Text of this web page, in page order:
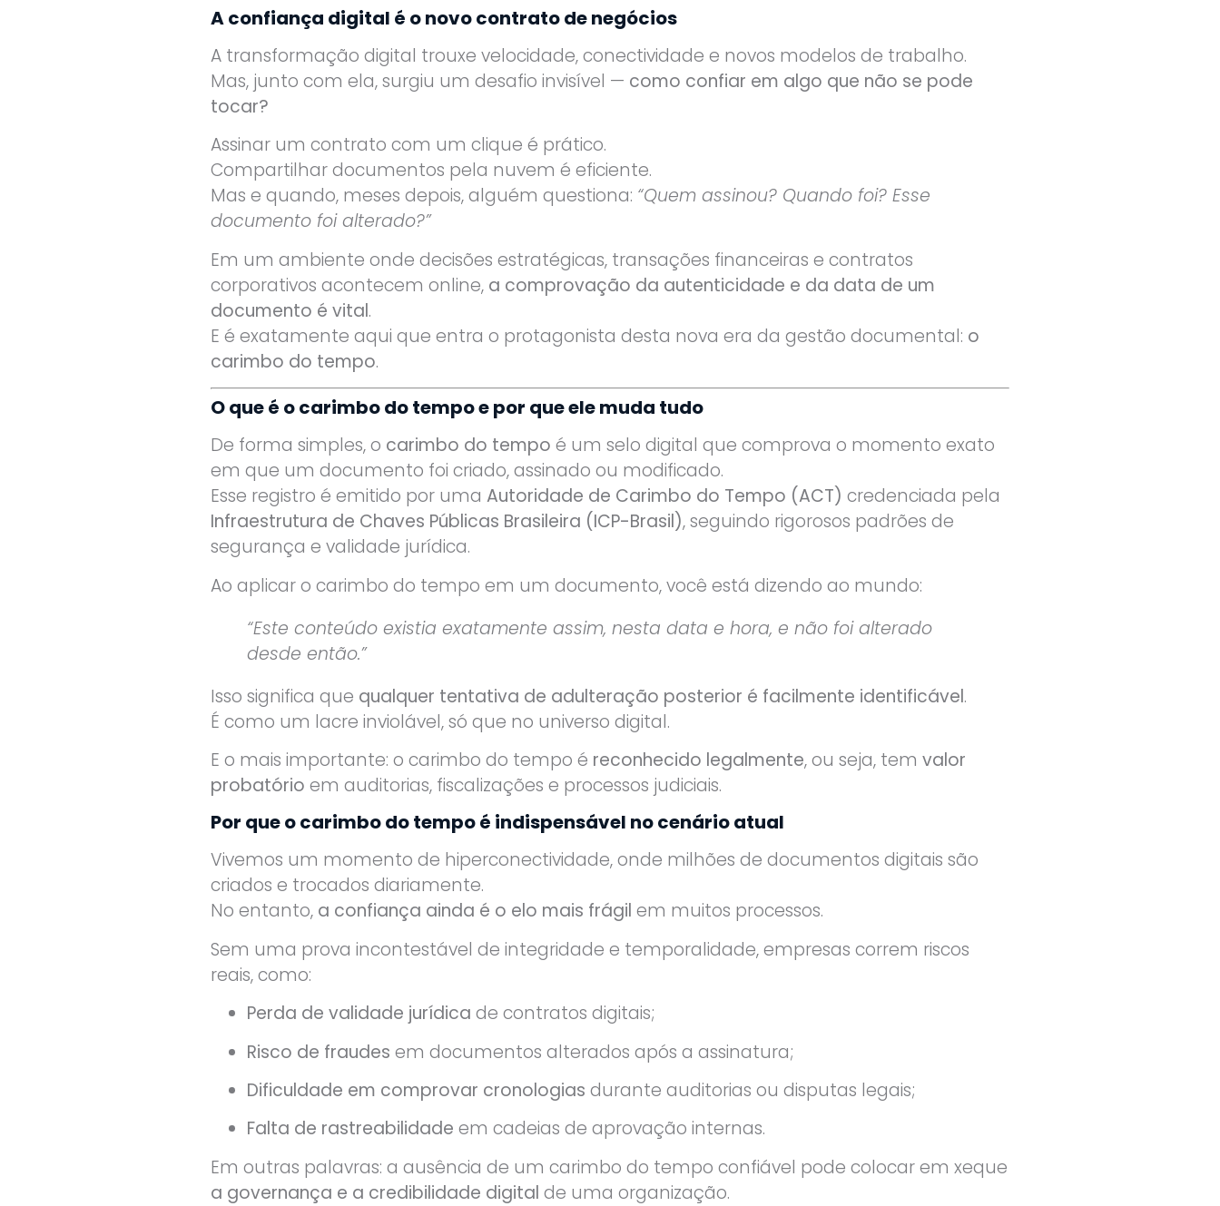
A confiança digital é o novo contrato de negócios
A transformação digital trouxe velocidade, conectividade e novos modelos de trabalho.
Mas, junto com ela, surgiu um desafio invisível — como confiar em algo que não se pode
tocar?
Assinar um contrato com um clique é prático.
Compartilhar documentos pela nuvem é eficiente.
Mas e quando, meses depois, alguém questiona: “Quem assinou? Quando foi? Esse
documento foi alterado?”
Em um ambiente onde decisões estratégicas, transações financeiras e contratos
corporativos acontecem online, a comprovação da autenticidade e da data de um
documento é vital.
E é exatamente aqui que entra o protagonista desta nova era da gestão documental: o
carimbo do tempo.
O que é o carimbo do tempo e por que ele muda tudo
De forma simples, o carimbo do tempo é um selo digital que comprova o momento exato
em que um documento foi criado, assinado ou modificado.
Esse registro é emitido por uma Autoridade de Carimbo do Tempo (ACT) credenciada pela
Infraestrutura de Chaves Públicas Brasileira (ICP-Brasil), seguindo rigorosos padrões de
segurança e validade jurídica.
Ao aplicar o carimbo do tempo em um documento, você está dizendo ao mundo:
“Este conteúdo existia exatamente assim, nesta data e hora, e não foi alterado
desde então.”
Isso significa que qualquer tentativa de adulteração posterior é facilmente identificável.
É como um lacre inviolável, só que no universo digital.
E o mais importante: o carimbo do tempo é reconhecido legalmente, ou seja, tem valor
probatório em auditorias, fiscalizações e processos judiciais.
Por que o carimbo do tempo é indispensável no cenário atual
Vivemos um momento de hiperconectividade, onde milhões de documentos digitais são
criados e trocados diariamente.
No entanto, a confiança ainda é o elo mais frágil em muitos processos.
Sem uma prova incontestável de integridade e temporalidade, empresas correm riscos
reais, como:
Perda de validade jurídica de contratos digitais;
Risco de fraudes em documentos alterados após a assinatura;
Dificuldade em comprovar cronologias durante auditorias ou disputas legais;
Falta de rastreabilidade em cadeias de aprovação internas.
Em outras palavras: a ausência de um carimbo do tempo confiável pode colocar em xeque
a governança e a credibilidade digital de uma organização.